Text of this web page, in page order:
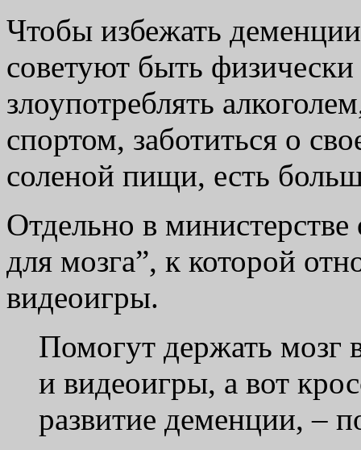
Чтобы избежать
советуют быть
злоупотреблять
спортом, заботиться о
соленой пищи, есть
Отдельно в
для мозга”, к которой
видеоигры.
Помогут держать мозг
и видеоигры, а вот
развитие деменции, –